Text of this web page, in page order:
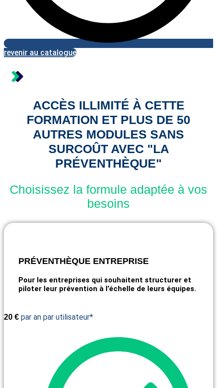
revenir au catalogue
ACCÈS ILLIMITÉ À CETTE
FORMATION ET PLUS DE 50
AUTRES MODULES SANS
SURCOÛT AVEC "LA
PRÉVENTHÈQUE"
Choisissez la formule adaptée à vos
besoins
PRÉVENTHÈQUE ENTREPRISE
Pour les entreprises qui souhaitent structurer et
piloter leur prévention à l’échelle de leurs équipes.
20 € par an par utilisateur*